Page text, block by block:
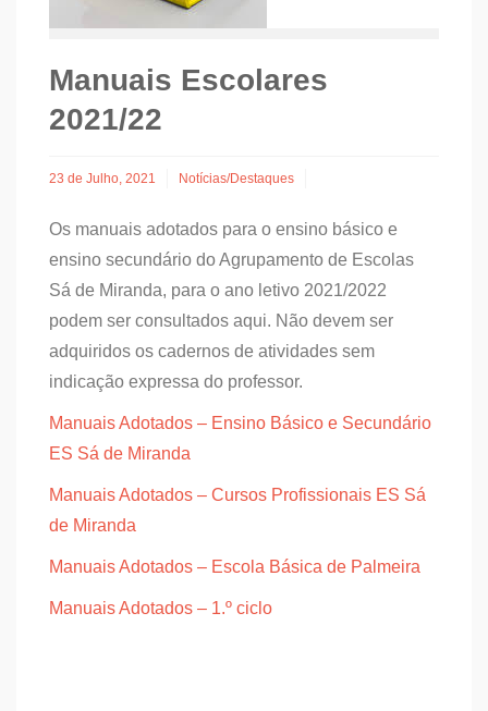
Manuais Escolares
2021/22
23 de Julho, 2021 Notícias/Destaques
Os manuais adotados para o ensino básico e
ensino secundário do Agrupamento de Escolas
Sá de Miranda, para o ano letivo 2021/2022
podem ser consultados aqui. Não devem ser
adquiridos os cadernos de atividades sem
indicação expressa do professor.
Manuais Adotados – Ensino Básico e Secundário
ES Sá de Miranda
Manuais Adotados – Cursos Profissionais ES Sá
de Miranda
Manuais Adotados – Escola Básica de Palmeira
Manuais Adotados – 1.º ciclo